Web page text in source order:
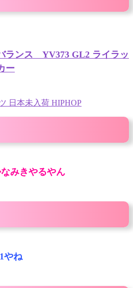
ンス YV373 GL2 ライラッ
ー
日本未入荷 HIPHOP
みきやるやん
やね